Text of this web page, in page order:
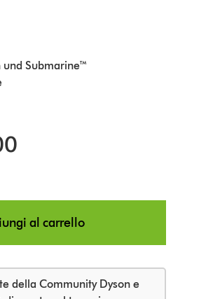
Submarine™
al carrello
della Community Dyson e